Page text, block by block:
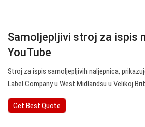
Samoljepljivi stroj za ispis
YouTube
Stroj za ispis samoljepljivih naljepnica,
Label Company u West Midlandsu u Velikoj
Get Best Quote